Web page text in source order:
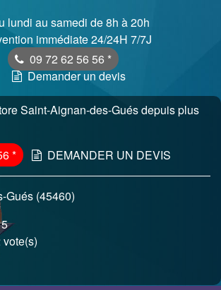
lundi au samedi de 8h à 20h
immédiate 24/24H 7/7J
09 72 62 56 56 *
Demander un devis
Saint-Aignan-des-Gués depuis plus
* DEMANDER UN DEVIS
Gués (45460)